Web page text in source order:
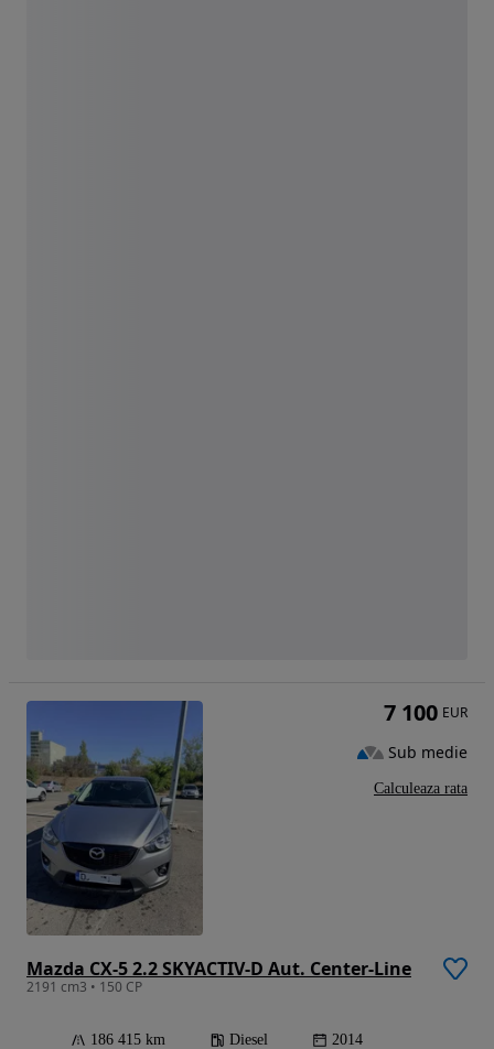
Mazda CX-5 2.2 SKYACTIV-D Aut. Center-Line
2191 cm3 • 150 CP
186 415 km Diesel 2014
7 100 EUR
Sub medie
Calculeaza rata